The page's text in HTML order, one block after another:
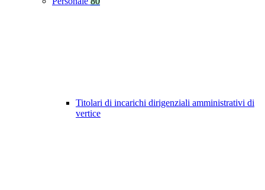
Titolari di incarichi dirigenziali amministrativi di
vertice